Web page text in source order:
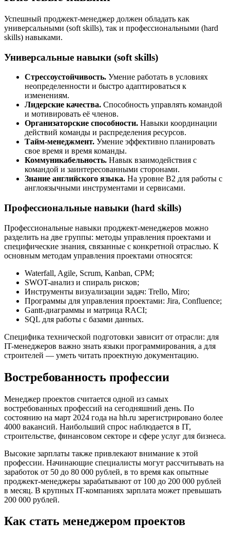
Успешный проджект-менеджер должен обладать как
универсальными (soft skills), так и профессиональными (hard
skills) навыками.
Универсальные навыки (soft skills)
Стрессоустойчивость. Умение работать в условиях
неопределенности и быстро адаптироваться к
изменениям.
Лидерские качества. Способность управлять командой
и мотивировать её членов.
Организаторские способности. Навыки координации
действий команды и распределения ресурсов.
Тайм-менеджмент. Умение эффективно планировать
свое время и время команды.
Коммуникабельность. Навык взаимодействия с
командой и заинтересованными сторонами.
Знание английского языка. На уровне B2 для работы с
англоязычными инструментами и сервисами.
Профессиональные навыки (hard skills)
Профессиональные навыки проджект-менеджеров можно
разделить на две группы: методы управления проектами и
специфические знания, связанные с конкретной отраслью. К
основным методам управления проектами относятся:
Waterfall, Agile, Scrum, Kanban, CPM;
SWOT-анализ и спираль рисков;
Инструменты визуализации задач: Trello, Miro;
Программы для управления проектами: Jira, Confluence;
Gantt-диаграммы и матрица RACI;
SQL для работы с базами данных.
Специфика технической подготовки зависит от отрасли: для
IT-менеджеров важно знать языки программирования, а для
строителей — уметь читать проектную документацию.
Востребованность профессии
Менеджер проектов считается одной из самых
востребованных профессий на сегодняшний день. По
состоянию на март 2024 года на hh.ru зарегистрировано более
4000 вакансий. Наибольший спрос наблюдается в IT,
строительстве, финансовом секторе и сфере услуг для бизнеса.
Высокие зарплаты также привлекают внимание к этой
профессии. Начинающие специалисты могут рассчитывать на
заработок от 50 до 80 000 рублей, в то время как опытные
проджект-менеджеры зарабатывают от 100 до 200 000 рублей
в месяц. В крупных IT-компаниях зарплата может превышать
200 000 рублей.
Как стать менеджером проектов